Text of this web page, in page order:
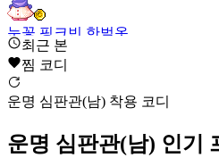
눈꽃 핑크빈 한벌옷
153
557
윈터 댄서(여)
557
최근 본
찜 코디
운명 심판관(남) 착용 코디
운명 심판관(남) 인기